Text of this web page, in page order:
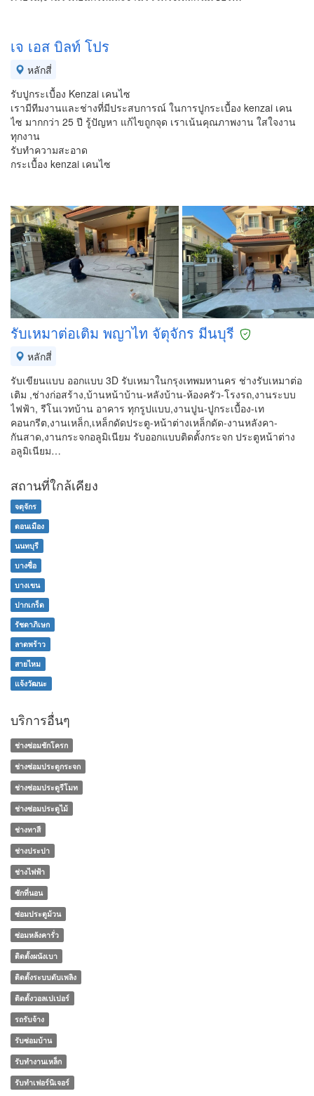
เจ เอส บิลท์ โปร
หลักสี่
รับปูกระเบื้อง Kenzai เคนไซ
เรามีทีมงานและช่างที่มีประสบการณ์ ในการปูกระเบื้อง kenzai เคน
ไซ มากกว่า 25 ปี รู้ปัญหา แก้ไขถูกจุด เราเน้นคุณภาพงาน ใสใจงาน
ทุกงาน
รับทำความสะอาด
กระเบื้อง kenzai เคนไซ
รับเหมาต่อเติม พญาไท จัตุจักร มีนบุรี
หลักสี่
รับเขียนแบบ ออกแบบ 3D รับเหมาในกรุงเทพมหานคร ช่างรับเหมาต่อ
เติม ,ช่างก่อสร้าง,บ้านหน้าบ้าน-หลังบ้าน-ห้องครัว-โรงรถ,งานระบบ
ไฟฟ้า, รีโนเวทบ้าน อาคาร ทุกรูปแบบ,งานปูน-ปูกระเบื้อง-เท
คอนกรีต,งานเหล็ก,เหล็กดัดประตู-หน้าต่างเหล็กดัด-งานหลังคา-
กันสาด,งานกระจกอลูมิเนียม รับออกแบบติดตั้งกระจก ประตูหน้าต่าง
อลูมิเนียม…
สถานที่ใกล้เคียง
จตุจักร
ดอนเมือง
นนทบุรี
บางซื่อ
บางเขน
ปากเกร็ด
รัชดาภิเษก
ลาดพร้าว
สายไหม
แจ้งวัฒนะ
บริการอื่นๆ
ช่างซ่อมชักโครก
ช่างซ่อมประตูกระจก
ช่างซ่อมประตูรีโมท
ช่างซ่อมประตูไม้
ช่างทาสี
ช่างประปา
ช่างไฟฟ้า
ซักที่นอน
ซ่อมประตูม้วน
ซ่อมหลังคารั่ว
ติดตั้งผนังเบา
ติดตั้งระบบดับเพลิง
ติดตั้งวอลเปเปอร์
รถรับจ้าง
รับซ่อมบ้าน
รับทำงานเหล็ก
รับทำเฟอร์นิเจอร์